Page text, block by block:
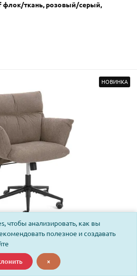
ткань, розовый/серый,
НОВИНКА
велюр/букле (HYP), бежевый
чтобы анализировать, как вы
полезное и создавать
×